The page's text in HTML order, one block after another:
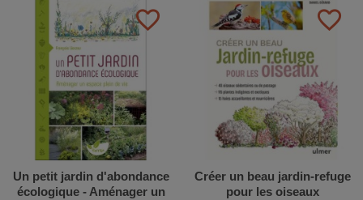
favorite_border
Un petit jardin d'abondance
écologique - Aménager un
favorite_border
Créer un beau jardin-refuge
pour les oiseaux